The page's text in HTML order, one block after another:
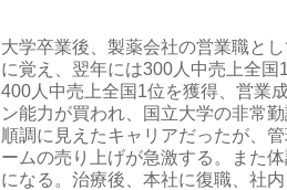
大学卒業後、製薬会社の営業職と
に覚え、翌年には300人中売上全国
400人中売上全国1位を獲得、営業
ン能力が買われ、国立大学の非常勤
順調に見えたキャリアだったが、
ームの売り上げが急激する。また
になる。治療後、本社に復職、社